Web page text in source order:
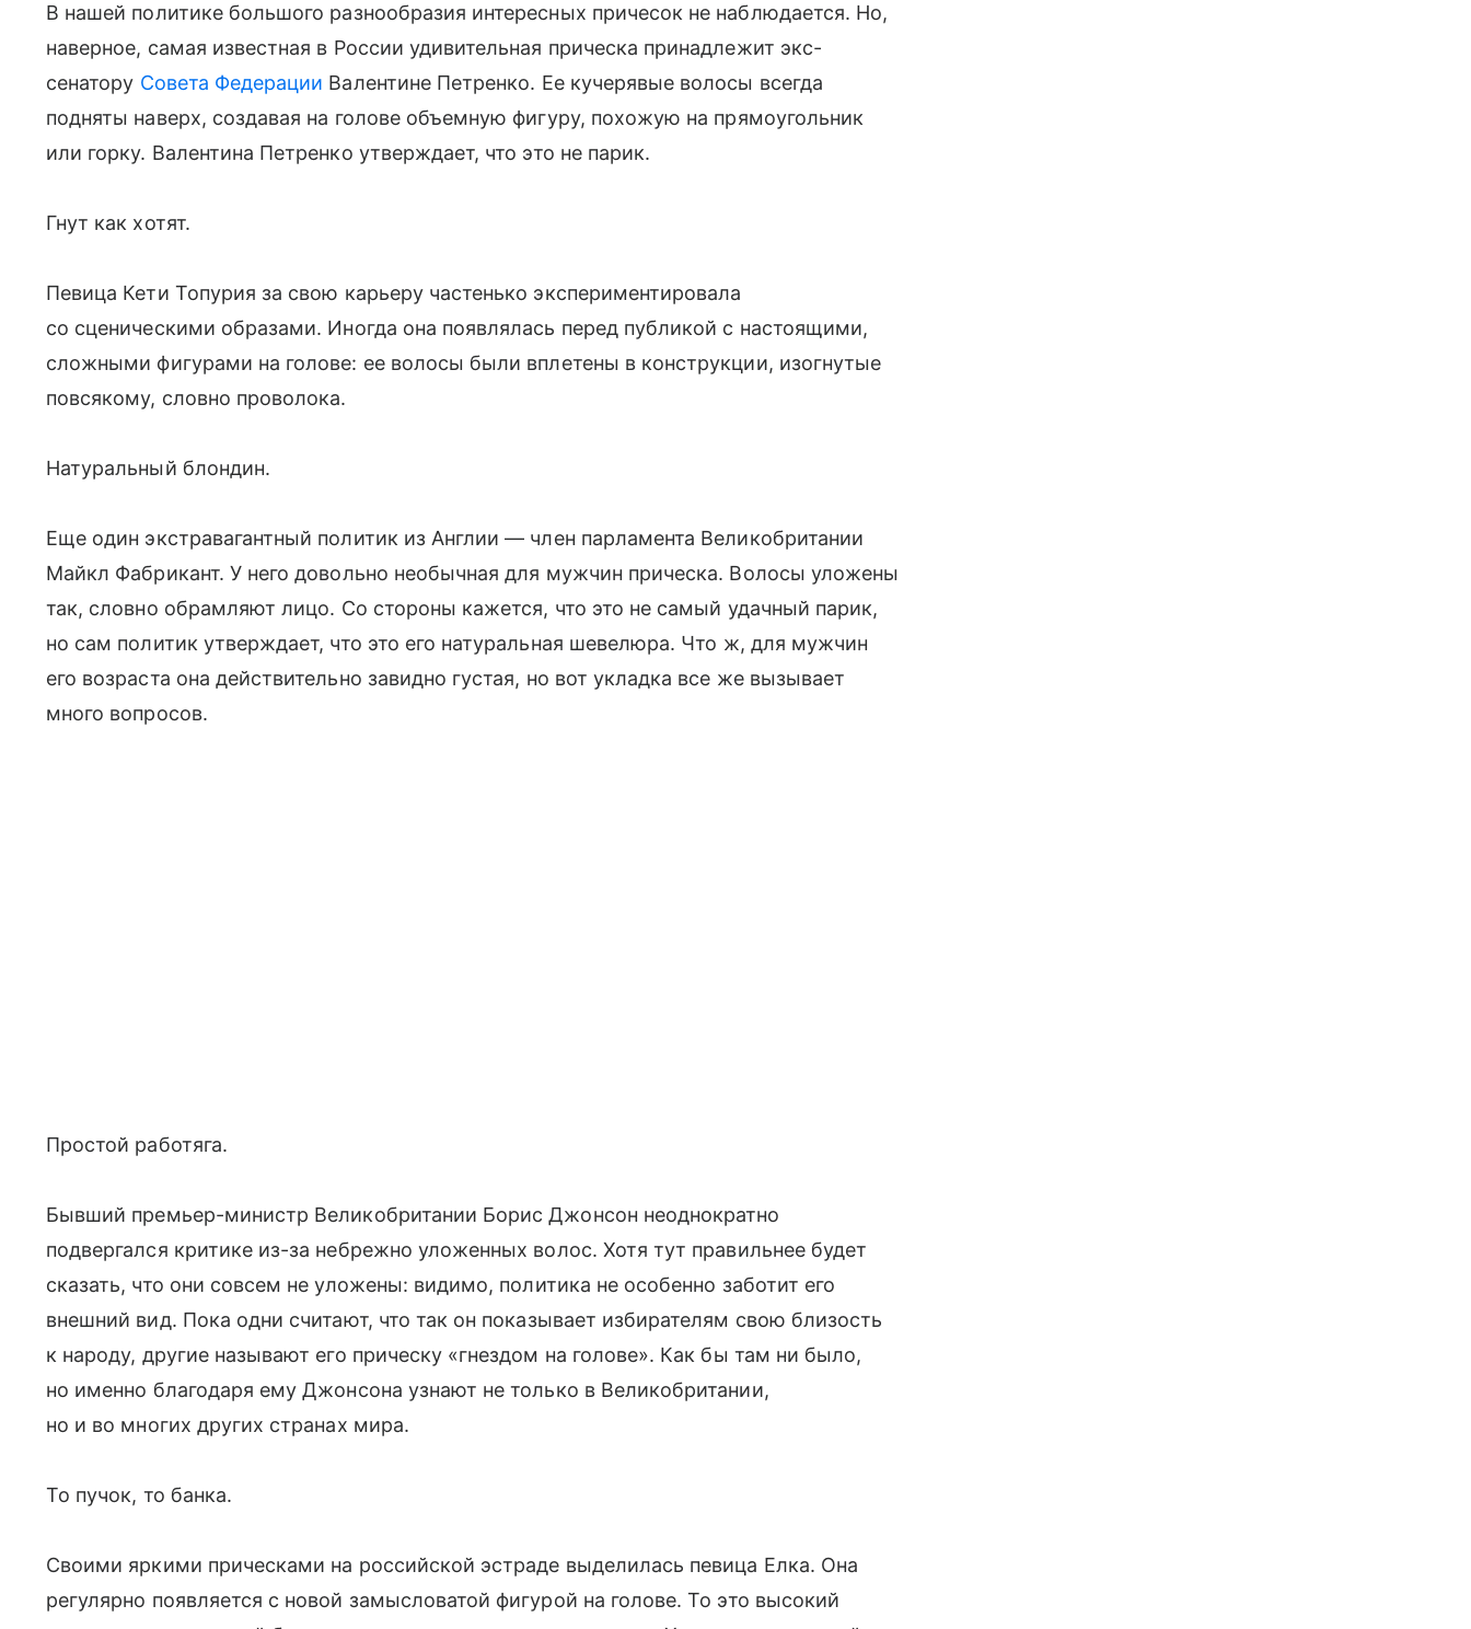
В нашей политике большого разнообразия интересных причесок не наблюдается. Но,
наверное, самая известная в России удивительная прическа принадлежит экс-
сенатору Совета Федерации Валентине Петренко. Ее кучерявые волосы всегда
подняты наверх, создавая на голове объемную фигуру, похожую на прямоугольник
или горку. Валентина Петренко утверждает, что это не парик.
Гнут как хотят.
Певица Кети Топурия за свою карьеру частенько экспериментировала
со сценическими образами. Иногда она появлялась перед публикой с настоящими,
сложными фигурами на голове: ее волосы были вплетены в конструкции, изогнутые
повсякому, словно проволока.
Натуральный блондин.
Еще один экстравагантный политик из Англии — член парламента Великобритании
Майкл Фабрикант. У него довольно необычная для мужчин прическа. Волосы уложены
так, словно обрамляют лицо. Со стороны кажется, что это не самый удачный парик,
но сам политик утверждает, что это его натуральная шевелюра. Что ж, для мужчин
его возраста она действительно завидно густая, но вот укладка все же вызывает
много вопросов.
Простой работяга.
Бывший премьер-министр Великобритании Борис Джонсон неоднократно
подвергался критике из-за небрежно уложенных волос. Хотя тут правильнее будет
сказать, что они совсем не уложены: видимо, политика не особенно заботит его
внешний вид. Пока одни считают, что так он показывает избирателям свою близость
к народу, другие называют его прическу «гнездом на голове». Как бы там ни было,
но именно благодаря ему Джонсона узнают не только в Великобритании,
но и во многих других странах мира.
То пучок, то банка.
Своими яркими прическами на российской эстраде выделилась певица Елка. Она
регулярно появляется с новой замысловатой фигурой на голове. То это высокий